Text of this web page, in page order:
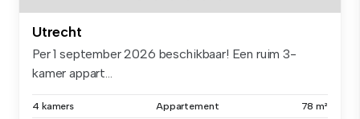
Utrecht
Per 1 september 2026 beschikbaar! Een ruim 3-
kamer appart...
4 kamers Appartement 78 m²